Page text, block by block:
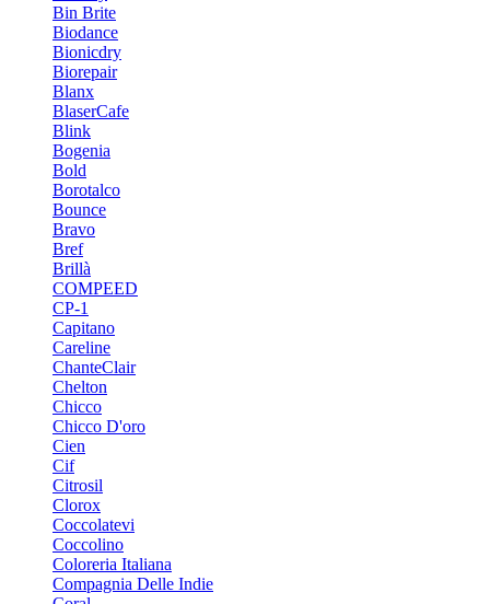
Bin Brite
Biodance
Bionicdry
Biorepair
Blanx
BlaserCafe
Blink
Bogenia
Bold
Borotalco
Bounce
Bravo
Bref
Brillà
COMPEED
CP-1
Capitano
Careline
ChanteСlair
Chelton
Chicco
Chicco D'oro
Cien
Cif
Citrosil
Clorox
Coccolatevi
Coccolino
Coloreria Italiana
Compagnia Delle Indie